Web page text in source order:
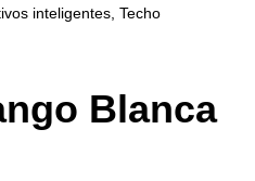
inteligentes, Techo
Blanca